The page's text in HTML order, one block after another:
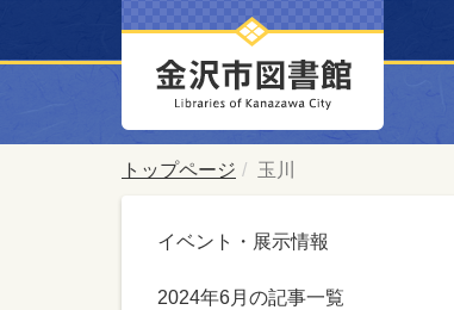
トップページ 玉川
イベント・展示情報
2024年6月の記事一覧